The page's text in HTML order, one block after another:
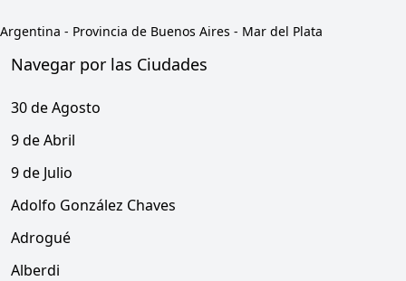
Argentina - Provincia de Buenos Aires - Mar del Plata
Navegar por las Ciudades
30 de Agosto
9 de Abril
9 de Julio
Adolfo González Chaves
Adrogué
Alberdi